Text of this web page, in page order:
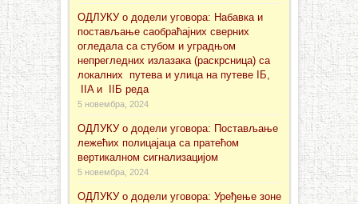
ОДЛУКУ о додели уговора: Набавка и
постављање саобраћајних сверних
огледала са стубом и уградњом
непрегледних излазака (раскрсница) са
локалних путева и улица на путеве IБ,
IIA и IIБ реда
5 новембра, 2024
ОДЛУКУ о додели уговора: Постављање
лежећих полицајаца са пратећом
вертикалном сигнализацијом
5 новембра, 2024
ОДЛУКУ о додели уговора: Уређење зоне